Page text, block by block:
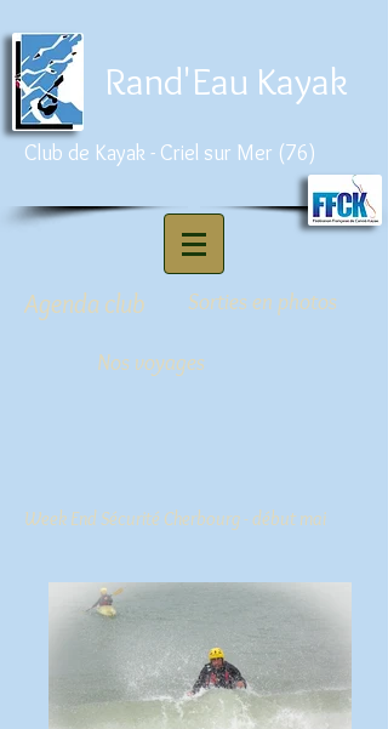
Rand'Eau Kayak
Club de Kayak - Criel sur Mer (76)
Agenda club Sorties en photos
Nos voyages
Week End Sécurité Cherbourg - début mai